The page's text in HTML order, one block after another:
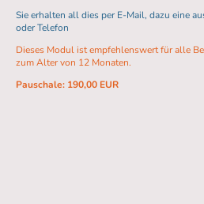
Sie erhalten all dies per E-Mail, dazu eine
oder Telefon
Dieses Modul ist empfehlenswert für alle
zum Alter von 12 Monaten.
Pauschale: 190,00 EUR